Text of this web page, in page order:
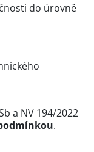
do úrovně
a NV 194/2022
.